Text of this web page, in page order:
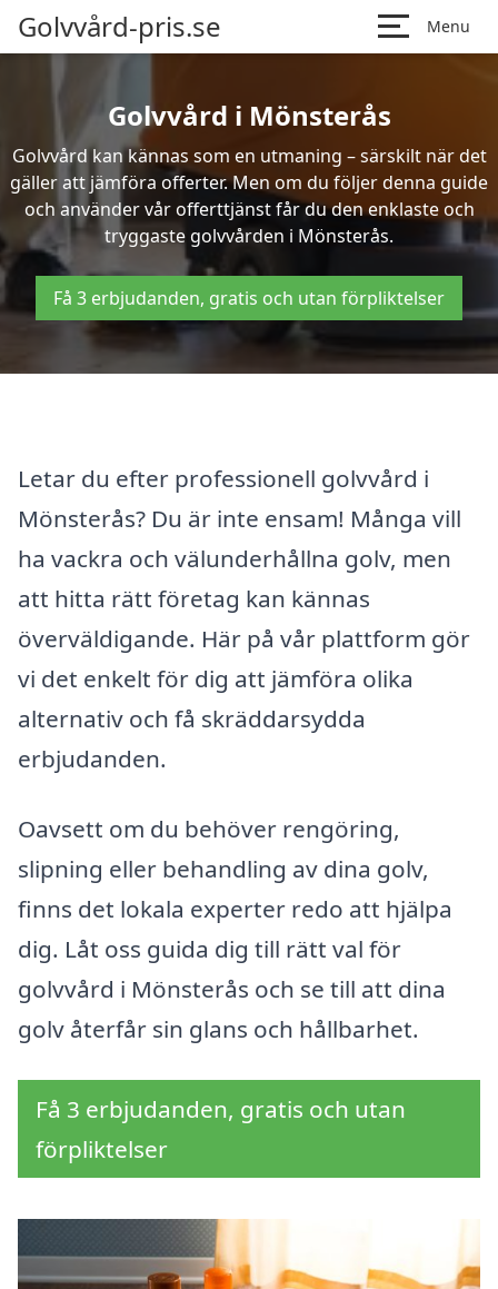
Golvvård-pris.se Menu
Golvvård i Mönsterås
Golvvård kan kännas som en utmaning – särskilt när det
gäller att jämföra offerter. Men om du följer denna guide
och använder vår offerttjänst får du den enklaste och
tryggaste golvvården i Mönsterås.
Få 3 erbjudanden, gratis och utan förpliktelser
Letar du efter professionell golvvård i
Mönsterås? Du är inte ensam! Många vill
ha vackra och välunderhållna golv, men
att hitta rätt företag kan kännas
överväldigande. Här på vår plattform gör
vi det enkelt för dig att jämföra olika
alternativ och få skräddarsydda
erbjudanden.
Oavsett om du behöver rengöring,
slipning eller behandling av dina golv,
finns det lokala experter redo att hjälpa
dig. Låt oss guida dig till rätt val för
golvvård i Mönsterås och se till att dina
golv återfår sin glans och hållbarhet.
Få 3 erbjudanden, gratis och utan
förpliktelser